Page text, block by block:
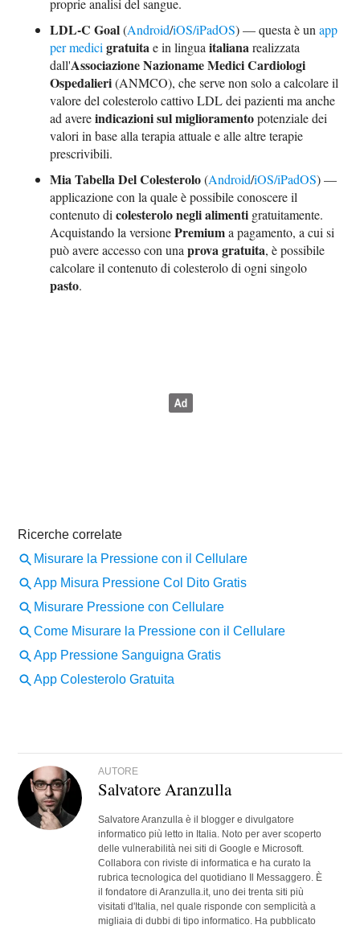
proprie analisi del sangue.
LDL-C Goal(Android/iOS/iPadOS) — questa è unapp
per medici gratuitae in linguaitalianarealizzata
dall'Associazione Nazioname Medici Cardiologi
Ospedalieri(ANMCO), che serve non solo a calcolare il
valore del colesterolo cattivo LDL dei pazienti ma anche
ad avereindicazioni sul miglioramentopotenziale dei
valori in base alla terapia attuale e alle altre terapie
prescrivibili.
Mia Tabella Del Colesterolo(Android/iOS/iPadOS) —
applicazione con la quale è possibile conoscere il
contenuto dicolesterolo negli alimenti gratuitamente.
Acquistando la versionePremiuma pagamento, a cui si
può avere accesso con unaprova gratuita, è possibile
calcolare il contenuto di colesterolo di ogni singolo
pasto.
AUTORE
Salvatore Aranzulla
Salvatore Aranzulla è il blogger e divulgatore
informatico più letto in Italia. Noto per aver scoperto
delle vulnerabilità nei siti di Google e Microsoft.
Collabora con riviste di informatica e ha curato la
rubrica tecnologica del quotidiano Il Messaggero. È
il fondatore di Aranzulla.it, uno dei trenta siti più
visitati d'Italia, nel quale risponde con semplicità a
migliaia di dubbi di tipo informatico. Ha pubblicato